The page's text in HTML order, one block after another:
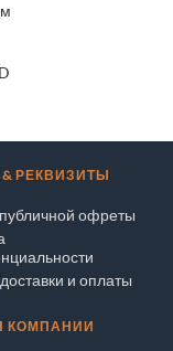
РЕКВИЗИТЫ
офреты
и оплаты
КОМПАНИИ